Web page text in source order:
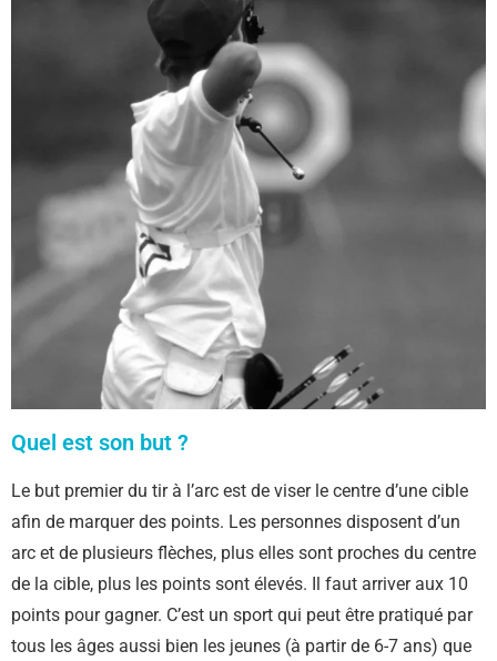
Quel est son but ?
Le but premier du tir à l’arc est de viser le centre d’une cible
afin de marquer des points. Les personnes disposent d’un
arc et de plusieurs flèches, plus elles sont proches du centre
de la cible, plus les points sont élevés. Il faut arriver aux 10
points pour gagner. C’est un sport qui peut être pratiqué par
tous les âges aussi bien les jeunes (à partir de 6-7 ans) que